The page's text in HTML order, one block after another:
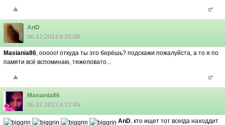
AnD
06.12.2013 в 20:08
Masiania86, ооооо! откуда ты это берёшь? подскажи пожалуйста, а то я по
памяти всё вспоминаю, тяжеловато...
Masiania86
06.12.2013 в 22:49
AnD, кто ищет тот всегда находдит